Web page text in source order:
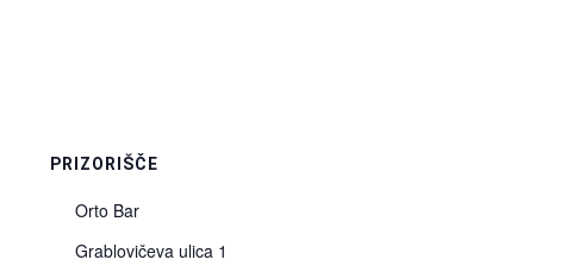
PRIZORIŠČE
Orto Bar
Grablovičeva ulica 1